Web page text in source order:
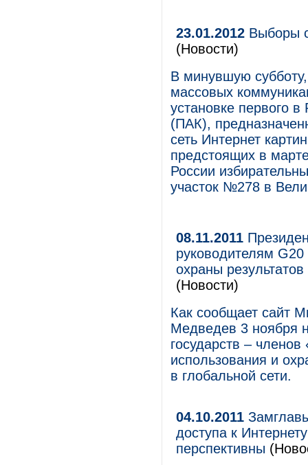
23.01.2012 Выборы
(Новости)
В минувшую
массовых
установке первого
(ПАК),
сеть Интернет
предстоящих в
России
участок №278 в
08.11.2011
руководителям
охраны
(Новости)
Как сообщает сайт
Медведев 3 ноября
государств –
использования и
в глобальной сети.
04.10.2011
доступа к
перспективны